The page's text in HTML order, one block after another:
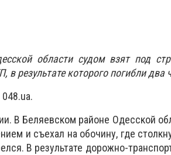
области судом взят под
результате которого погибли два
В Беляевском районе Одесской
и съехал на обочину, где
В результате дорожно-